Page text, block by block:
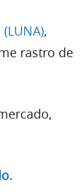
,
rastro de